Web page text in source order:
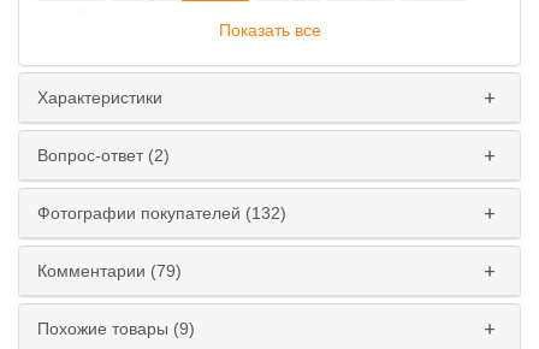
Глубина:
45 см 60 см
Ширина:
150 см 160 см 170 см 180 см
Показать все
Характеристики
Вопрос-ответ (2)
Фотографии покупателей (132)
Комментарии (79)
Похожие товары (9)